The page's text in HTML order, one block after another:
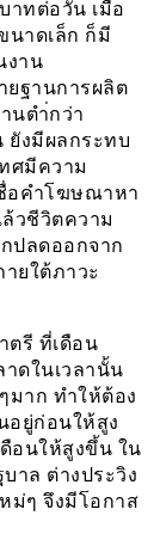
าทต่อวัน เมื่อ
นาดเล็ก ก็มี
งาน
ยฐานการผลิต
นตำ่กว่า
ยังมีผลกระทบ
ศมีความ
อคำโฆษณาหา
ล้วชีวิตความ
ปลดออกจาก
ยใต้ภาวะ
ตรี ที่เดือน
าดในเวลานั้น
มาก ทำให้ต้อง
อยู่ก่อนให้สูง
อนให้สูงขึ้น ใน
าล ต่างประวิง
ม่ๆ จึงมีโอกาส